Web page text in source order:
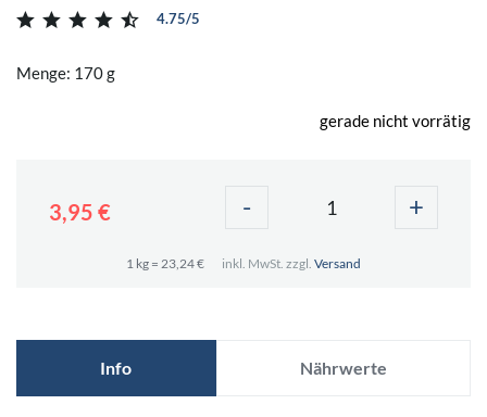
4.75/5
Menge: 170 g
gerade nicht vorrätig
3,95 € - +
1 kg = 23,24 € inkl. MwSt. zzgl. Versand
Info Nährwerte